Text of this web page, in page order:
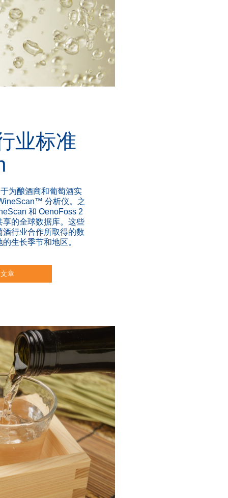
业标准
为酿酒商和葡萄酒实
分析仪。之
和 OenoFoss 2
的全球数据库。这些
行业合作所取得的数
生长季节和地区。
章